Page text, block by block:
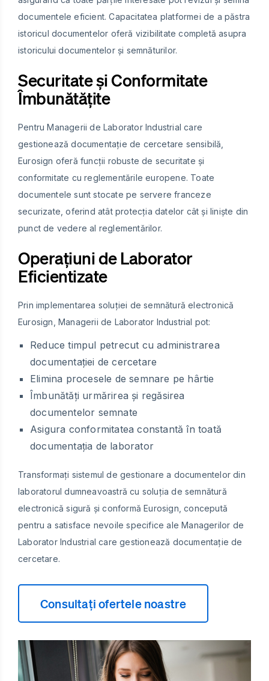
documentele eficient. Capacitatea platformei de a păstra
istoricul documentelor oferă vizibilitate completă asupra
istoricului documentelor și semnăturilor.
Securitate și Conformitate
Îmbunătățite
Pentru Managerii de Laborator Industrial care
gestionează documentație de cercetare sensibilă,
Eurosign oferă funcții robuste de securitate și
conformitate cu reglementările europene. Toate
documentele sunt stocate pe servere franceze
securizate, oferind atât protecția datelor cât și liniște din
punct de vedere al reglementărilor.
Operațiuni de Laborator
Eficientizate
Prin implementarea soluției de semnătură electronică
Eurosign, Managerii de Laborator Industrial pot:
Reduce timpul petrecut cu administrarea
documentației de cercetare
Elimina procesele de semnare pe hârtie
Îmbunătăți urmărirea și regăsirea
documentelor semnate
Asigura conformitatea constantă în toată
documentația de laborator
Transformați sistemul de gestionare a documentelor din
laboratorul dumneavoastră cu soluția de semnătură
electronică sigură și conformă Eurosign, concepută
pentru a satisface nevoile specifice ale Managerilor de
Laborator Industrial care gestionează documentație de
cercetare.
Consultați ofertele noastre